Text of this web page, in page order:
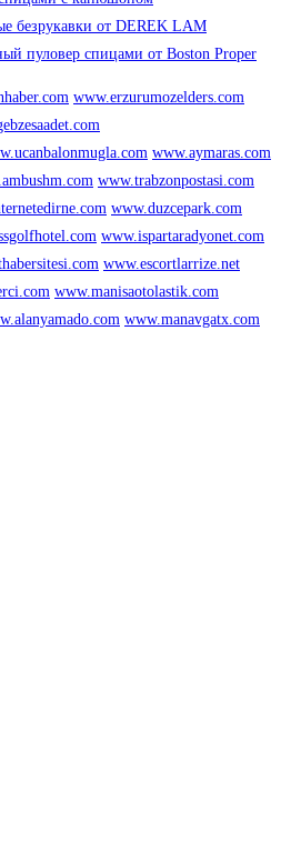
безрукавки от DEREK LAM
пуловер спицами от Boston Proper
www.erzurumozelders.com
www.aymaras.com
www.trabzonpostasi.com
www.duzcepark.com
www.ispartaradyonet.com
www.escortlarrize.net
www.manisaotolastik.com
www.manavgatx.com